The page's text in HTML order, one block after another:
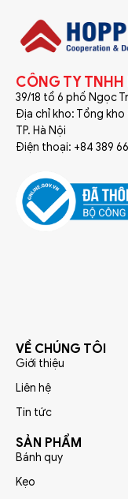
CÔNG TY
39/18 tổ 6 phố Ngọc
Địa chỉ kho: Tổng kho
TP. Hà Nội
Điện thoại: +84 389
VỀ CHÚNG TÔI
Giới thiệu
Liên hệ
Tin tức
SẢN PHẨM
Bánh quy
Kẹo